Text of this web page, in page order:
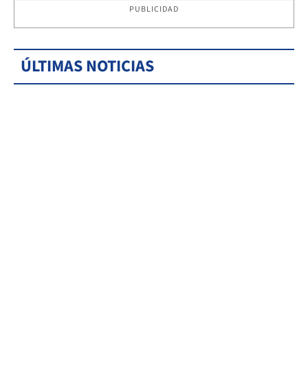
PUBLICIDAD
ÚLTIMAS NOTICIAS